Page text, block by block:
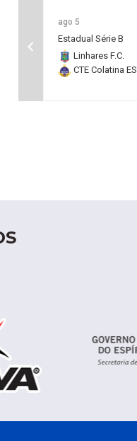
ago 5
Estadual Série B
Linhares F.C.
CTE Colatina ES